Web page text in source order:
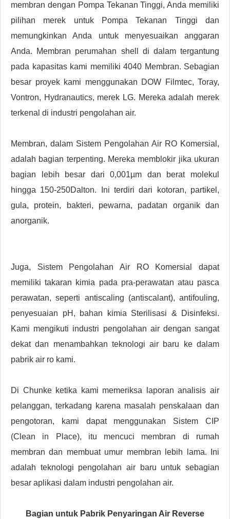
membran dengan Pompa Tekanan Tinggi, Anda memiliki
pilihan merek untuk Pompa Tekanan Tinggi dan
memungkinkan Anda untuk menyesuaikan anggaran
Anda. Membran perumahan shell di dalam tergantung
pada kapasitas kami memiliki 4040 Membran. Sebagian
besar proyek kami menggunakan DOW Filmtec, Toray,
Vontron, Hydranautics, merek LG. Mereka adalah merek
terkenal di industri pengolahan air.
Membran, dalam Sistem Pengolahan Air RO Komersial,
adalah bagian terpenting. Mereka memblokir jika ukuran
bagian lebih besar dari 0,001µm dan berat molekul
hingga 150-250Dalton. Ini terdiri dari kotoran, partikel,
gula, protein, bakteri, pewarna, padatan organik dan
anorganik.
Juga, Sistem Pengolahan Air RO Komersial dapat
memiliki takaran kimia pada pra-perawatan atau pasca
perawatan, seperti antiscaling (antiscalant), antifouling,
penyesuaian pH, bahan kimia Sterilisasi & Disinfeksi.
Kami mengikuti industri pengolahan air dengan sangat
dekat dan menambahkan teknologi air baru ke dalam
pabrik air ro kami.
Di Chunke ketika kami memeriksa laporan analisis air
pelanggan, terkadang karena masalah penskalaan dan
pengotoran, kami dapat menggunakan Sistem CIP
(Clean in Place), itu mencuci membran di rumah
membran dan membuat umur membran lebih lama. Ini
adalah teknologi pengolahan air baru untuk sebagian
besar aplikasi dalam industri pengolahan air.
Bagian untuk Pabrik Penyaringan Air Reverse